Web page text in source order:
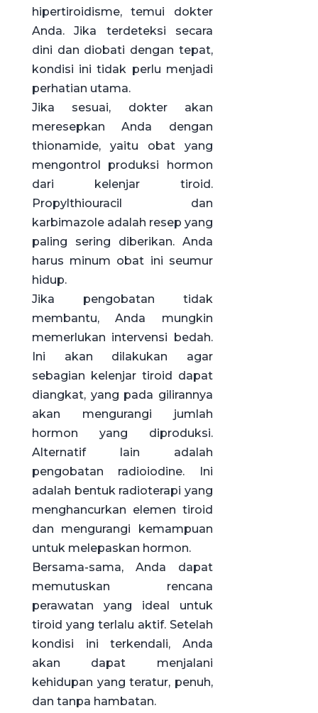
hipertiroidisme, temui dokter
Anda. Jika terdeteksi secara
dini dan diobati dengan tepat,
kondisi ini tidak perlu menjadi
perhatian utama.
Jika sesuai, dokter akan
meresepkan Anda dengan
thionamide, yaitu obat yang
mengontrol produksi hormon
dari kelenjar tiroid.
Propylthiouracil dan
karbimazole adalah resep yang
paling sering diberikan. Anda
harus minum obat ini seumur
hidup.
Jika pengobatan tidak
membantu, Anda mungkin
memerlukan intervensi bedah.
Ini akan dilakukan agar
sebagian kelenjar tiroid dapat
diangkat, yang pada gilirannya
akan mengurangi jumlah
hormon yang diproduksi.
Alternatif lain adalah
pengobatan radioiodine. Ini
adalah bentuk radioterapi yang
menghancurkan elemen tiroid
dan mengurangi kemampuan
untuk melepaskan hormon.
Bersama-sama, Anda dapat
memutuskan rencana
perawatan yang ideal untuk
tiroid yang terlalu aktif. Setelah
kondisi ini terkendali, Anda
akan dapat menjalani
kehidupan yang teratur, penuh,
dan tanpa hambatan.